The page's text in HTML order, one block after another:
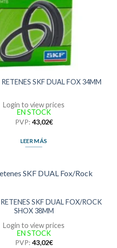
SKF DUAL FOX 34MM
Login to view prices
EN STOCK
PVP: 43,02€
LEER MÁS
SKF DUAL FOX/ROCK
SHOX 38MM
Login to view prices
EN STOCK
PVP: 43,02€